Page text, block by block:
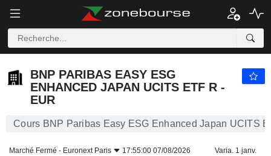
BNP PARIBAS EASY ESG
ENHANCED JAPAN UCITS ETF R -
EUR
Cours BNP Paribas Easy ESG Enhanced Japan UCITS
Marché Fermé - Euronext Paris 17:55:00 07/08/2026 Varia. 1 janv.